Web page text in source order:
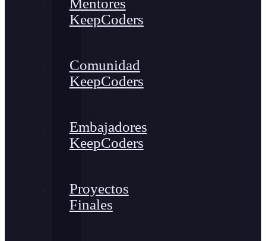
Mentores
KeepCoders
Comunidad
KeepCoders
Embajadores
KeepCoders
Proyectos
Finales